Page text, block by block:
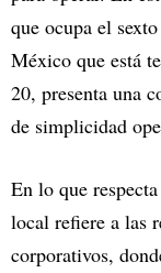
que ocupa el
México que está
20, presenta una
de simplicidad
En lo que
local refiere a las
corporativos,